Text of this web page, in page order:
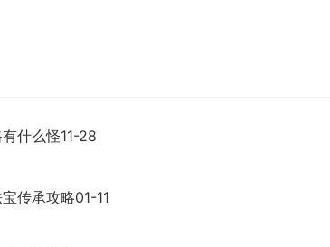
什么怪11-28
传承攻略01-11